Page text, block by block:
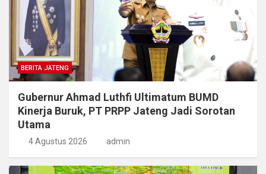
BERITA JATENG
Gubernur Ahmad Luthfi Ultimatum BUMD
Kinerja Buruk, PT PRPP Jateng Jadi Sorotan
Utama
4 Agustus 2026 admin